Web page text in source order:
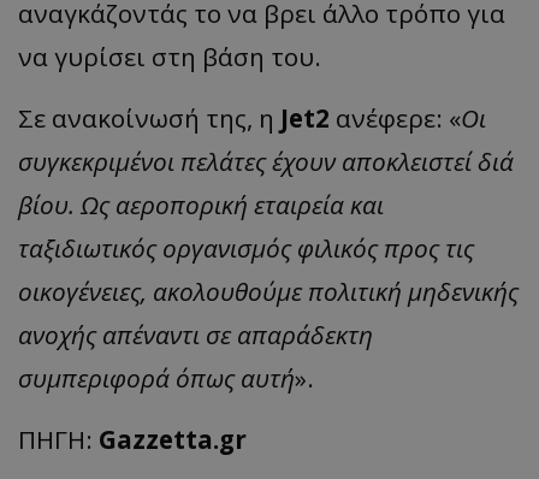
αναγκάζοντάς το να βρει άλλο τρόπο για
να γυρίσει στη βάση του.
Σε ανακοίνωσή της, η Jet2 ανέφερε: «Οι
συγκεκριμένοι πελάτες έχουν αποκλειστεί διά
βίου. Ως αεροπορική εταιρεία και
ταξιδιωτικός οργανισμός φιλικός προς τις
οικογένειες, ακολουθούμε πολιτική μηδενικής
ανοχής απέναντι σε απαράδεκτη
συμπεριφορά όπως αυτή».
ΠΗΓΗ: Gazzetta.gr